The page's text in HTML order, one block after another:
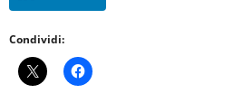
Condividi: